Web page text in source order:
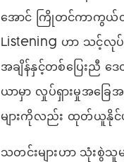
အောင် ကြိုတင်ကာကွယ်တဲ့
Listening ဟာ သင့်လုပ်
အချိန်နှင့်တစ်ပြေးညီ ဒ
ယာမှာ လှုပ်ရှားမှုအခြ
များကိုလည်း ထုတ်ယူနိုင်
သတင်းများဟာ သုံးစွဲသူ